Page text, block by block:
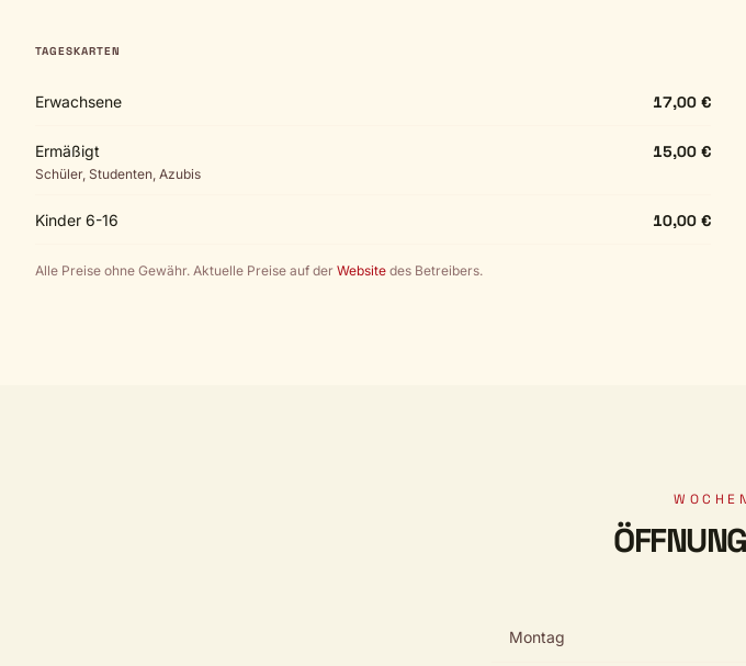
TAGESKARTEN
Erwachsene 17,00 €
Ermäßigt
Schüler, Studenten, Azubis
15,00 €
Kinder 6-16 10,00 €
Alle Preise ohne Gewähr. Aktuelle Preise auf der Website des Betreibers.
Montag